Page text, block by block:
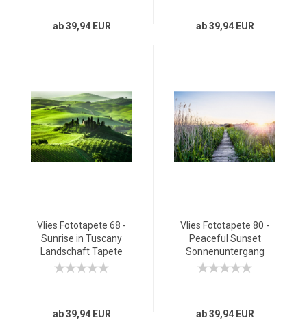
ab 39,94 EUR
ab 39,94 EUR
Vlies Fototapete 68 -
Sunrise in Tuscany
Landschaft Tapete
Sonnenaufgang Italien
ab 39,94 EUR
Vlies Fototapete 80 -
Peaceful Sunset
Sonnenuntergang
Tapete
ab 39,94 EUR